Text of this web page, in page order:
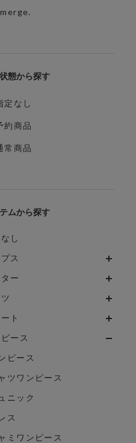
態
定なし
約商品
常商品
ム
し
ス
ー
ト
ース
ピース
ツワンピース
ニック
ス
ミワンピース